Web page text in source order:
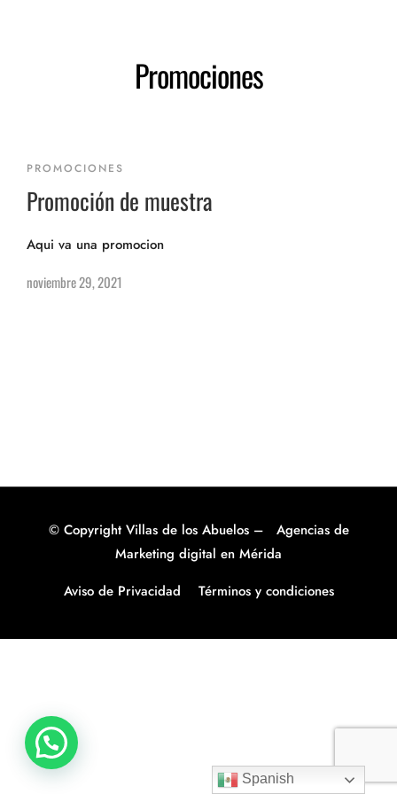
Promociones
PROMOCIONES
Promoción de muestra
Aqui va una promocion
noviembre 29, 2021
© Copyright Villas de los Abuelos –
Agencias de
Marketing digital en Mérida
Aviso de Privacidad
Términos y condiciones
Spanish